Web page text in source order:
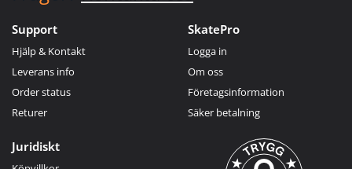
Support
Hjälp & Kontakt
Leverans info
Order status
Returer
SkatePro
Logga in
Om oss
Företagsinformation
Säker betalning
Juridiskt